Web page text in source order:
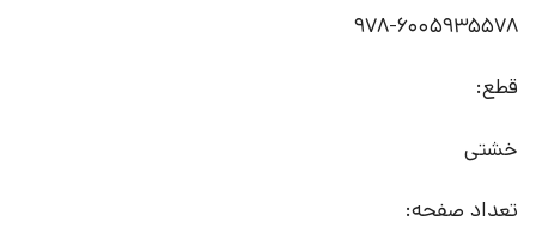
978-6005935578
قطع:
خشتی
تعداد صفحه: